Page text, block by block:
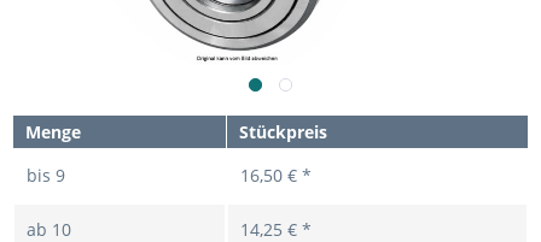
Menge
Stückpreis
bis 9 16,50 € *
ab 10 14,25 € *